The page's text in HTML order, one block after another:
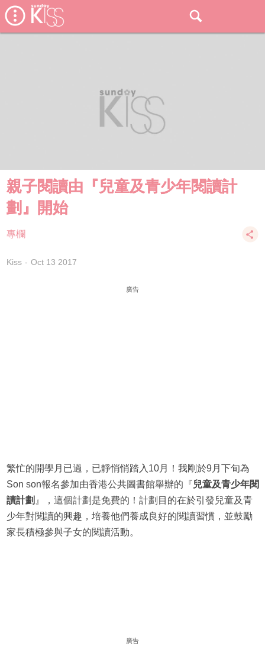
親子閱讀由『兒童及青少年閱讀計
劃』開始
專欄
Kiss Oct 13 2017
廣告
繁忙的開學月已過，已靜悄悄踏入10月！我剛於9月下旬為
Son son報名參加由香港公共圖書館舉辦的『兒童及青少年閱
讀計劃 』，這個計劃是免費的！計劃目的在於引發兒童及青
少年對閱讀的興趣，培養他們養成良好的閱讀習慣，並鼓勵
家長積極參與子女的閱讀活動。
廣告